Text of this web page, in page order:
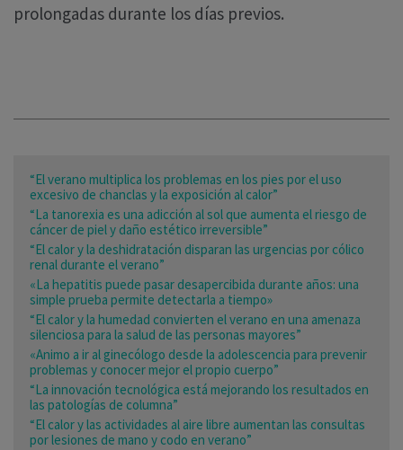
prolongadas durante los días previos.
“El verano multiplica los problemas en los pies por el uso
excesivo de chanclas y la exposición al calor”
“La tanorexia es una adicción al sol que aumenta el riesgo de
cáncer de piel y daño estético irreversible”
“El calor y la deshidratación disparan las urgencias por cólico
renal durante el verano”
«La hepatitis puede pasar desapercibida durante años: una
simple prueba permite detectarla a tiempo»
“El calor y la humedad convierten el verano en una amenaza
silenciosa para la salud de las personas mayores”
«Animo a ir al ginecólogo desde la adolescencia para prevenir
problemas y conocer mejor el propio cuerpo”
“La innovación tecnológica está mejorando los resultados en
las patologías de columna”
“El calor y las actividades al aire libre aumentan las consultas
por lesiones de mano y codo en verano”